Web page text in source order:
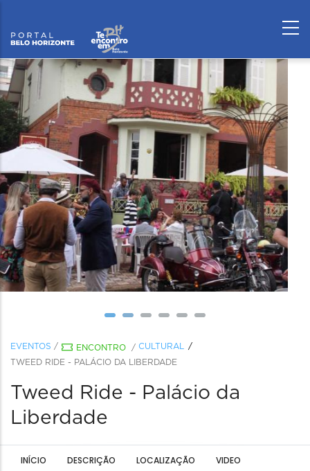
EVENTOS / ENCONTRO / CULTURAL
TWEED RIDE - PALÁCIO DA LIBERDADE
Tweed Ride - Palácio da
Liberdade
INÍCIO DESCRIÇÃO LOCALIZAÇÃO VIDEO